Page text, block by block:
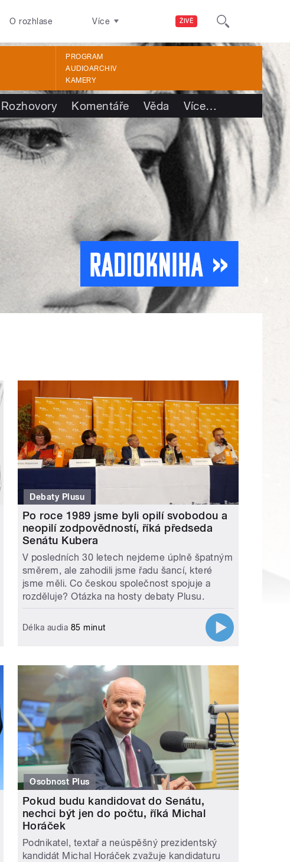
ŽIVĚ
O rozhlase Více
PROGRAM
AUDIOARCHIV
KAMERY
Rozhovory Komentáře Věda Více…
Debaty Plusu
Po roce 1989 jsme byli opilí svobodou a
neopilí zodpovědností, říká předseda
Senátu Kubera
V posledních 30 letech nejdeme úplně špatným
směrem, ale zahodili jsme řadu šancí, které
jsme měli. Co českou společnost spojuje a
rozděluje? Otázka na hosty debaty Plusu.
Délka audia 85 minut
Osobnost Plus
Pokud budu kandidovat do Senátu,
nechci být jen do počtu, říká Michal
Horáček
Podnikatel, textař a neúspěšný prezidentský
kandidát Michal Horáček zvažuje kandidaturu